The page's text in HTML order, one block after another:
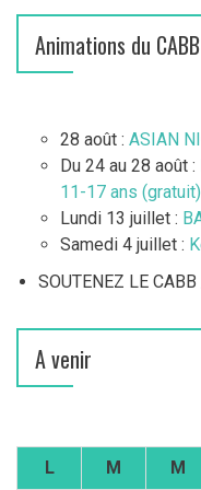
Animations du CABB
28 août : ASIAN
Du 24 au 28 août :
11-17 ans (gratuit)
Lundi 13 juillet :
Samedi 4 juillet :
SOUTENEZ LE
A venir
L M M